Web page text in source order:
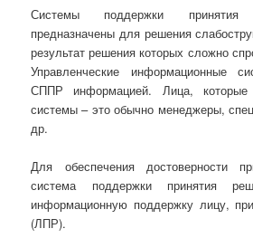
Системы поддержки
предназначены для решения
результат решения которых сложно
Управленческие информационные
СППР информацией. Лица, которые
системы – это обычно менеджеры,
др.
Для обеспечения достоверности
система поддержки принятия
информационную поддержку лицу,
(ЛПР).